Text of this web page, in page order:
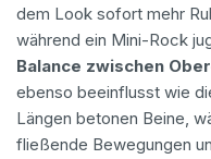
dem Look sofort mehr
während ein Mini-Rock
Balance zwischen
ebenso beeinflusst wie
Längen betonen Beine,
fließende Bewegungen